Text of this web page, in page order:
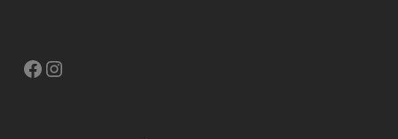
Facebook
Instagram